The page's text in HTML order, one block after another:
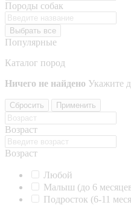
Породы собак
Выбрать все
Популярные
Каталог пород
Ничего не найдено Укажите
Сбросить Применить
Возраст
Возраст
Любой
Малыш (до 6
Подросток (6-11